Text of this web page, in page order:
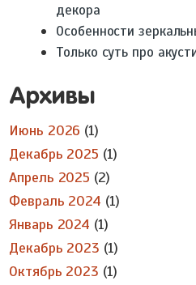
декора
Особенности
Только суть про
Архивы
Июнь 2026 (1)
Декабрь 2025 (1)
Апрель 2025 (2)
Февраль 2024 (1)
Январь 2024 (1)
Декабрь 2023 (1)
Октябрь 2023 (1)